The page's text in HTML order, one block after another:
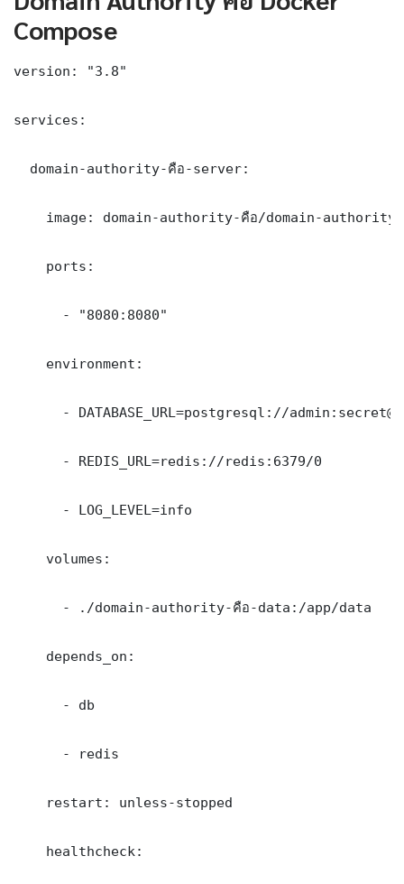
Compose
version: "3.8"
services:
  domain-authority-คือ-server:
image: domain-authority-คือ/domain-
    ports:
      - "8080:8080"
    environment:
- DATABASE_URL=postgresql://
      - REDIS_URL=redis://redis:6379/0
      - LOG_LEVEL=info
    volumes:
      - ./domain-authority-คือ-data:/app/data
    depends_on:
      - db
      - redis
    restart: unless-stopped
    healthcheck: